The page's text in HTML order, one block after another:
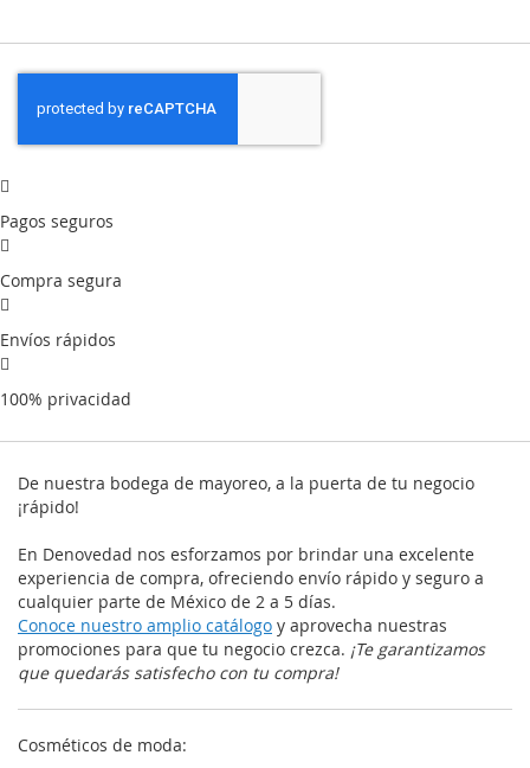
Pagos seguros
Compra segura
Envíos rápidos
100% privacidad
De nuestra bodega de mayoreo, a la puerta de tu negocio
¡rápido!
En Denovedad nos esforzamos por brindar una excelente
experiencia de compra, ofreciendo envío rápido y seguro a
cualquier parte de México de 2 a 5 días.
Conoce nuestro amplio catálogo y aprovecha nuestras
promociones para que tu negocio crezca. ¡Te garantizamos
que quedarás satisfecho con tu compra!
Cosméticos de moda: